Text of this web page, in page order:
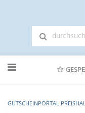
Online-
GUTSCHEINPORTAL